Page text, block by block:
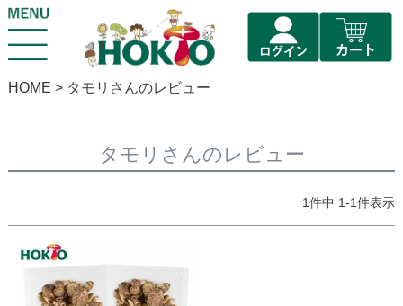
HOME タモリさんのレビュー
タモリさんのレビュー
1件中 1-1件表示